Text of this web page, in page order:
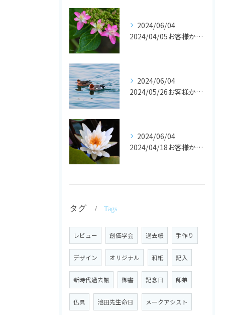
2024/06/04
2024/04/05お客様からの声です。
2024/06/04
2024/05/26お客様からの声です。
2024/06/04
2024/04/18お客様からの声
タグ Tags
レビュー 創価学会 過去帳 手作り
デザイン オリジナル 和紙 記入
新時代過去帳 御書 記念日 師弟
仏具 池田先生命日 メークアシスト